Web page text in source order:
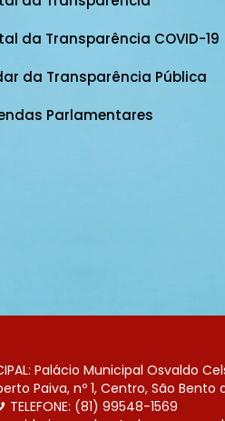
da Transparência COVID-19
da Transparência Pública
Parlamentares
Palácio Municipal Osvaldo
Paiva, nº 1, Centro, São Bento
TELEFONE: (81) 99548-1569